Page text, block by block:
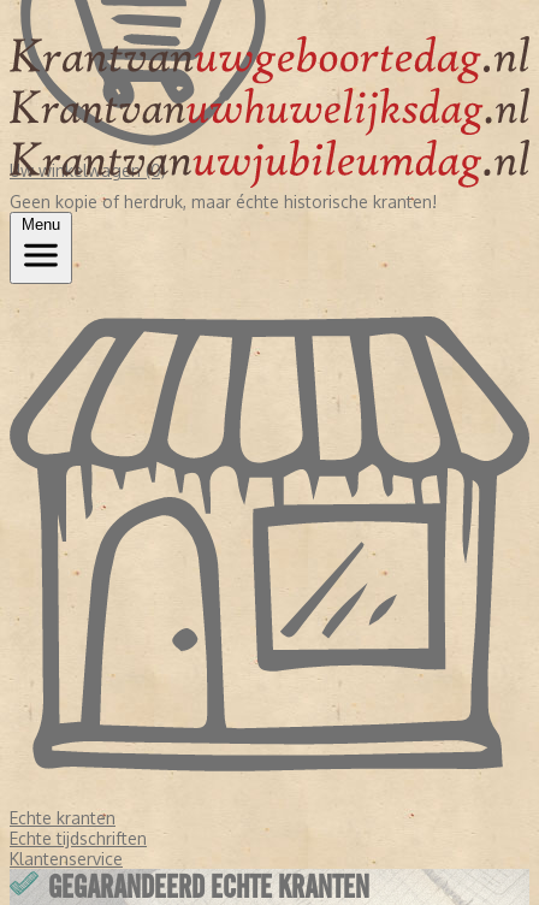
Uw winkelwagen (0)
Geen kopie of herdruk, maar échte historische kranten!
Menu
Echte kranten
Echte tijdschriften
Klantenservice
GEGARANDEERD ECHTE KRANTEN